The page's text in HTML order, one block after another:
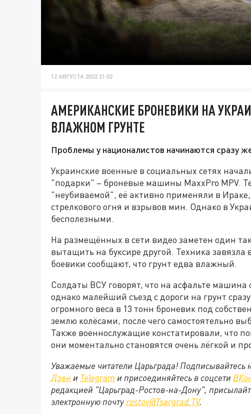
12 АВГУСТА 2022 21:02
АМЕРИКАНСКИЕ БРОНЕВИКИ НА
ВЛАЖНОМ ГРУНТЕ
Проблемы у националистов начинаются сразу
Украинские военные в социальных сетях
"подарки" – броневые машины MaxxPro MPV.
"неубиваемой", её активно применяли в
стрелкового огня и взрывов мин. Однако в
бесполезными.
На размещённых в сети видео заметен один
вытащить на буксире другой. Техника завязла
боевики сообщают, что грунт едва влажный.
Солдаты ВСУ говорят, что на асфальте машина
однако малейший съезд с дороги на грунт
огромного веса в 13 тонн броневик под
землю колёсами, после чего самостоятельно
Также военнослужащие констатировали, что
они моментально становятся очень лёгкой и
Уважаемые читатели Царьграда! Подписывайтесь
Дзен и Telegram и присоединяйтесь в соцсети
редакцией "Царьград-Ростов-на-Дону",
электронную почту rostov@Tsargrad.ТV.